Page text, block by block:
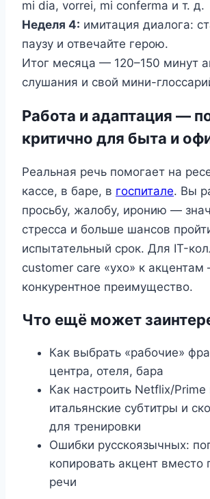
mi dia, vorrei, mi conferma и т. д.
Неделя 4: имитация диалога:
паузу и отвечайте герою.
Итог месяца — 120–150 минут
слушания и свой мини-
Работа и адаптация —
критично для быта и
Реальная речь помогает на
кассе, в баре, в госпитале. Вы
просьбу, жалобу, иронию —
стресса и больше шансов
испытательный срок. Для IT-
customer care «ухо» к
конкурентное преимущество.
Что ещё может
Как выбрать «рабочие»
центра, отеля, барa
Как настроить Netflix/Prime
итальянские субтитры и
для тренировки
Ошибки русскоязычных:
копировать акцент вместо
речи